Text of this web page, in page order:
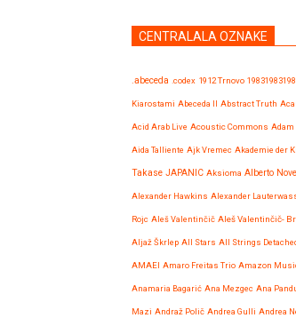
CENTRALALA OZNAKE
.abeceda .codex 1912 Trnovo
Kiarostami Abeceda II Abstract Truth
Acid Arab Live Acoustic Commons Adam
Aida Talliente Ajk Vremec Akademie der
Takase JAPANIC Aksioma Alberto
Alexander Hawkins Alexander
Rojc Aleš Valentinčič Aleš Valentinčič-
Aljaž Škrlep All Stars All Strings
AMAEI Amaro Freitas Trio Amazon
Anamaria Bagarić Ana Mezgec Ana
Mazi Andraž Polič Andrea Gulli Andrea